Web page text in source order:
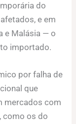
do
e em
e Malásia — o
importado.
por falha de
que
mercados com
como os do